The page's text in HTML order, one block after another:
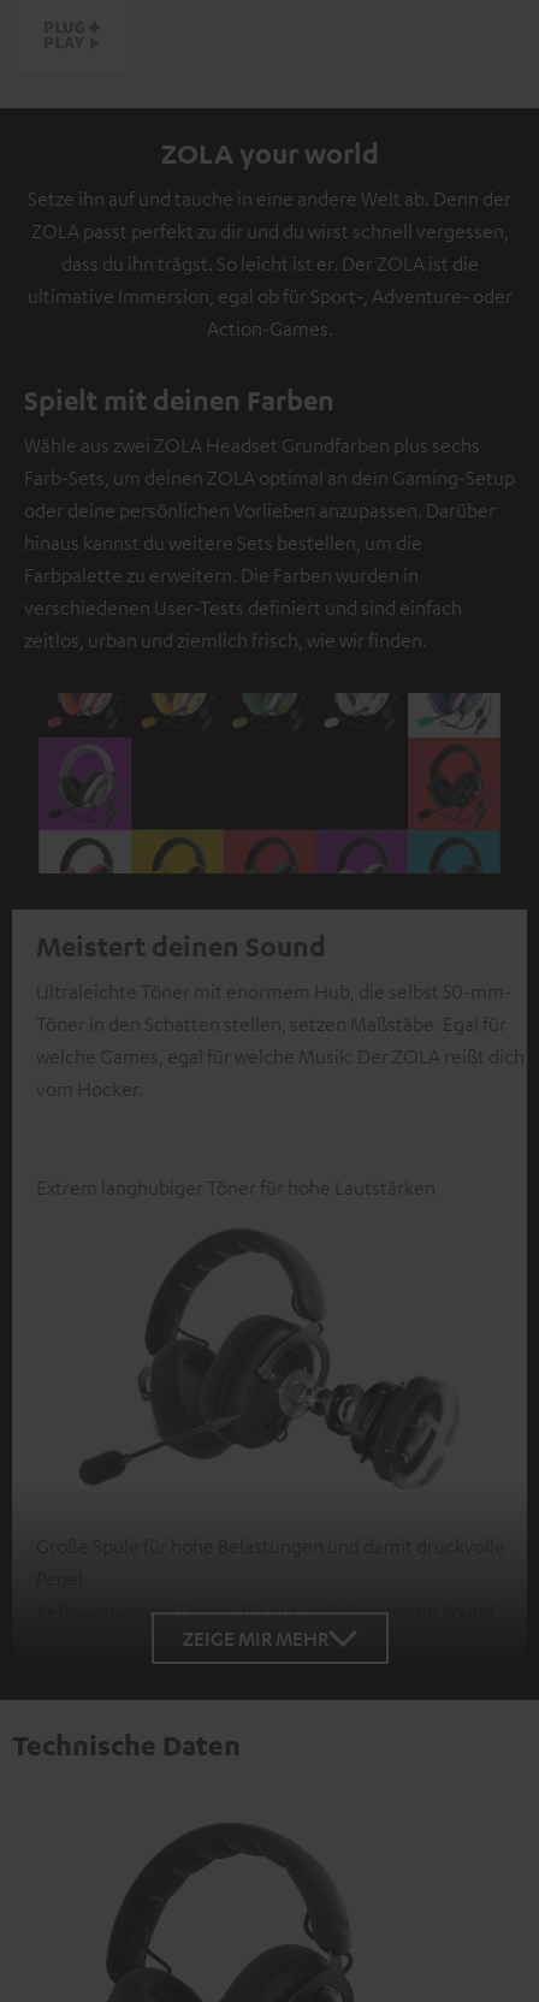
ZOLA your world
Setze ihn auf und tauche in eine andere Welt ab. Denn der
ZOLA passt perfekt zu dir und du wirst schnell vergessen,
dass du ihn trägst. So leicht ist er. Der ZOLA ist die
ultimative Immersion, egal ob für Sport-, Adventure- oder
Action-Games.
Spielt mit deinen Farben
Wähle aus zwei ZOLA Headset Grundfarben plus sechs
Farb-Sets, um deinen ZOLA optimal an dein Gaming-Setup
oder deine persönlichen Vorlieben anzupassen. Darüber
hinaus kannst du weitere Sets bestellen, um die
Farbpalette zu erweitern. Die Farben wurden in
verschiedenen User-Tests definiert und sind einfach
zeitlos, urban und ziemlich frisch, wie wir finden.
Meistert deinen Sound
Ultraleichte Töner mit enormem Hub, die selbst 50-mm-
Töner in den Schatten stellen, setzen Maßstäbe. Egal für
welche Games, egal für welche Musik: Der ZOLA reißt dich
vom Hocker.
Extrem langhubiger Töner für hohe Lautstärken
Reflexionsarmes Design für gut ausbalancierten Sound
ZEIGE MIR MEHR
Technische Daten